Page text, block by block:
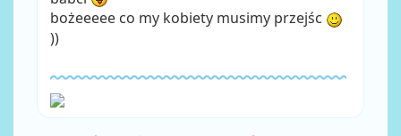
bożeeeee co my kobiety musimy przejśc
))